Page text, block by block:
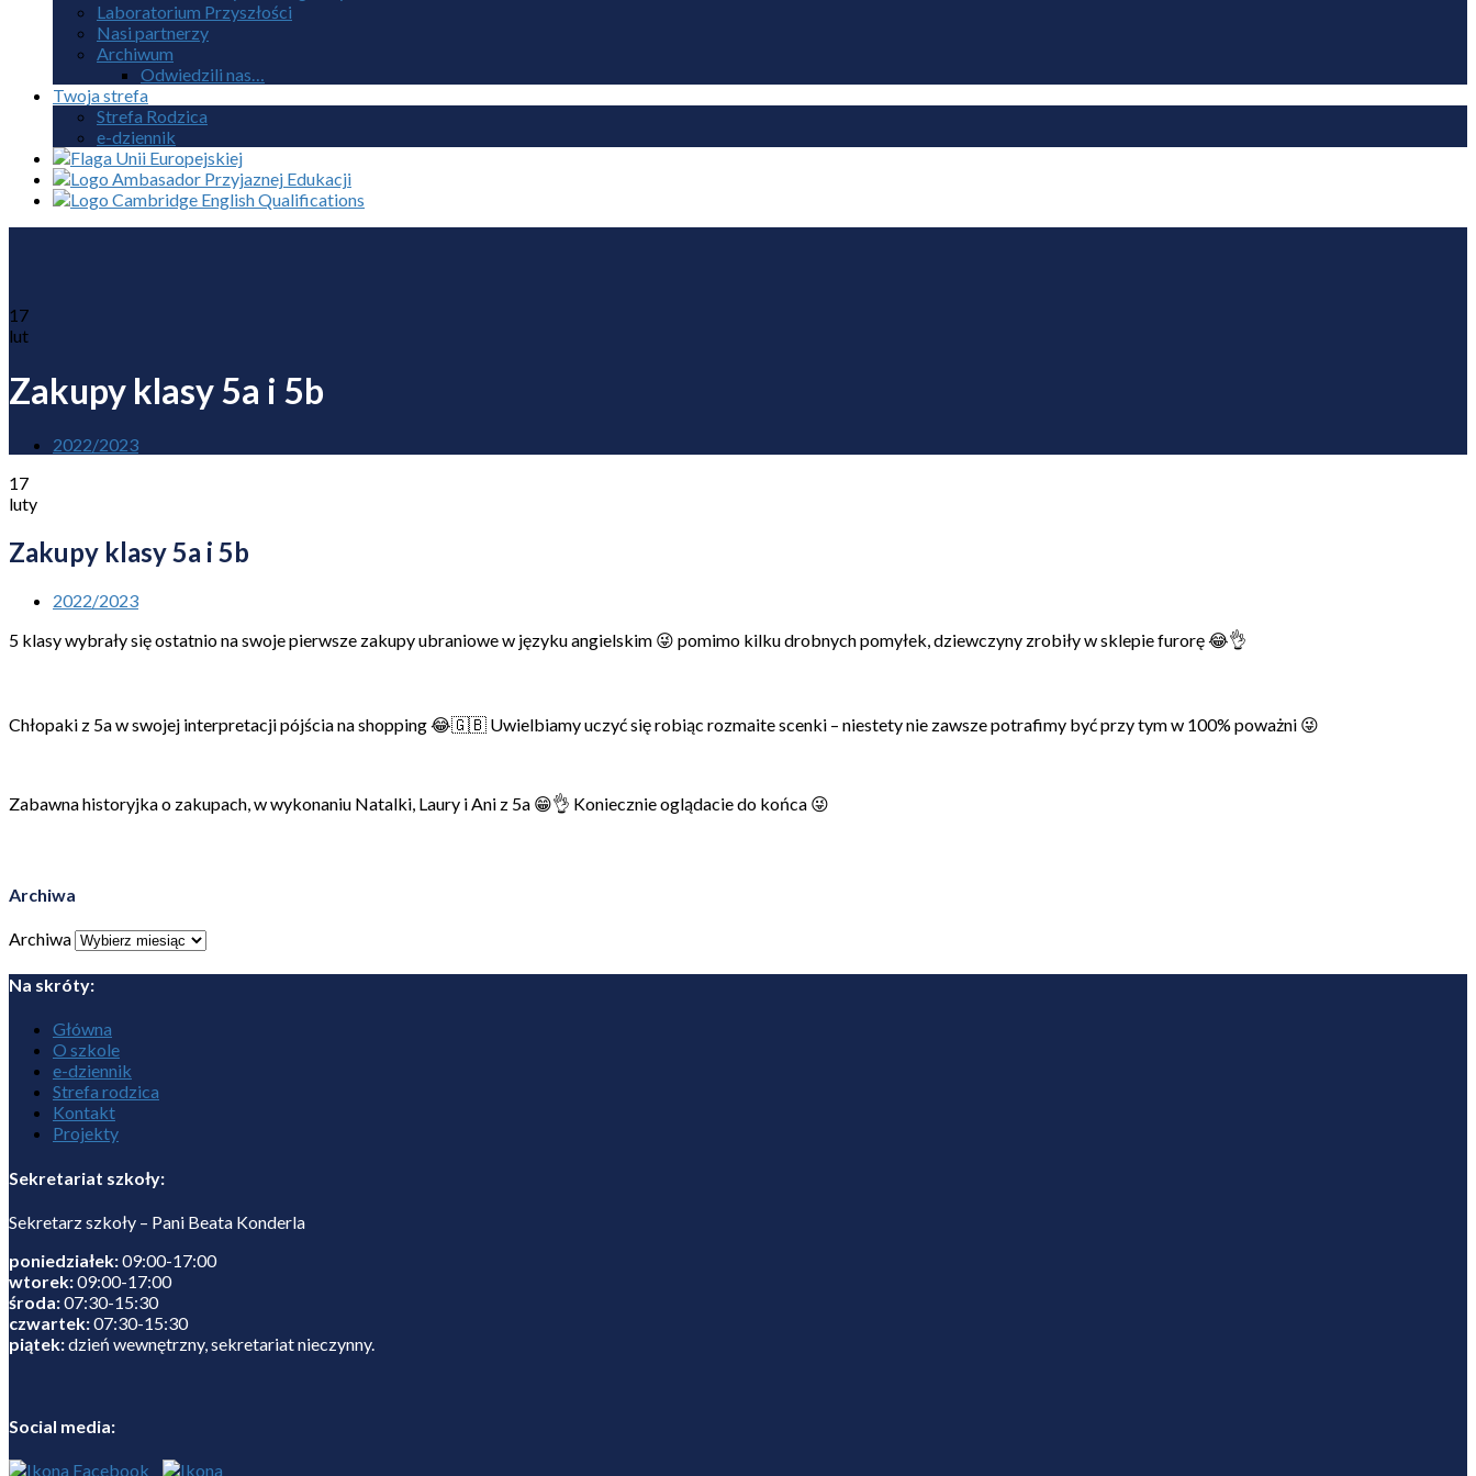
Laboratorium Przyszłości
Nasi partnerzy
Archiwum
Odwiedzili nas…
Twoja strefa
Strefa Rodzica
e-dziennik
17
lut
Zakupy klasy 5a i 5b
2022/2023
17
luty
Zakupy klasy 5a i 5b
2022/2023
5 klasy wybrały się ostatnio na swoje pierwsze zakupy ubraniowe w języku angielskim 😜 pomimo kilku drobnych pomyłek, dziewczyny zrobiły w sklepie furorę 😂👌
Chłopaki z 5a w swojej interpretacji pójścia na shopping 😂🇬🇧 Uwielbiamy uczyć się robiąc rozmaite scenki – niestety nie zawsze potrafimy być przy tym w 100% poważni 😜
Zabawna historyjka o zakupach, w wykonaniu Natalki, Laury i Ani z 5a 😁👌 Koniecznie oglądacie do końca 😜
Archiwa
Archiwa
Na skróty:
Główna
O szkole
e-dziennik
Strefa rodzica
Kontakt
Projekty
Sekretariat szkoły:
Sekretarz szkoły – Pani Beata Konderla
poniedziałek:09:00-17:00
wtorek:09:00-17:00
środa:07:30-15:30
czwartek:07:30-15:30
piątek:dzień wewnętrzny, sekretariat nieczynny.
Social media: